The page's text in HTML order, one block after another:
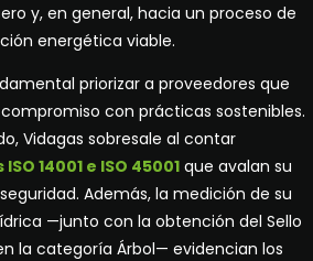
y, en general, hacia un proceso de
energética viable.
priorizar a proveedores que
con prácticas sostenibles.
Vidagas sobresale al contar
14001 e ISO 45001 que avalan su
Además, la medición de su
—junto con la obtención del Sello
en la categoría Árbol— evidencian los